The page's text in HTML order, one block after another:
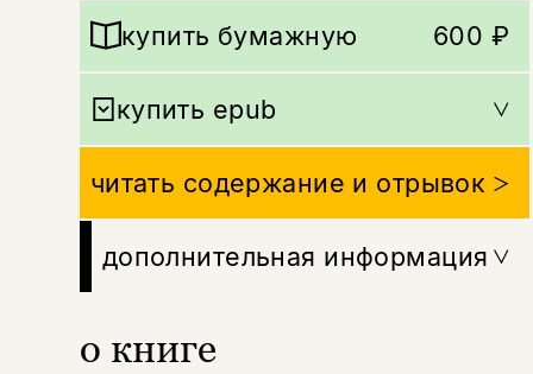
о книге
купить бумажную 600 ₽
купить epub
читать содержание и отрывок
дополнительная информация